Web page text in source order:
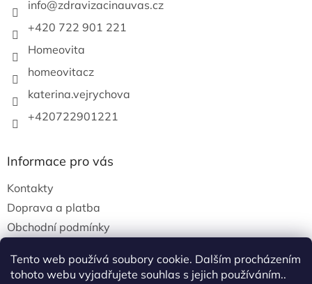
Tento web používá soubory cookie. Dalším procházením
tohoto webu vyjadřujete souhlas s jejich používáním..
info@zdravizacinauvas.cz
+420 722 901 221
Homeovita
homeovitacz
katerina.vejrychova
+420722901221
Informace pro vás
Kontakty
Doprava a platba
Obchodní podmínky